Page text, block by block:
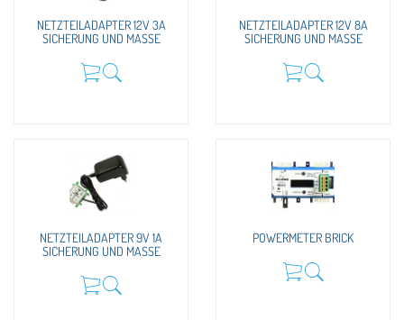
NETZTEILADAPTER 12V 3A
SICHERUNG UND MASSE
NETZTEILADAPTER 12V 8A
SICHERUNG UND MASSE
NETZTEILADAPTER 9V 1A
SICHERUNG UND MASSE
POWERMETER BRICK